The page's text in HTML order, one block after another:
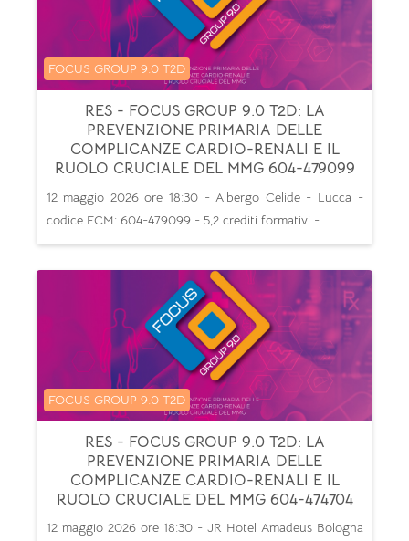
RES - FOCUS GROUP 9.0 T2D: LA
PREVENZIONE PRIMARIA DELLE
COMPLICANZE CARDIO-RENALI E IL
RUOLO CRUCIALE DEL MMG 604-479099
Categoria di corsi
FOCUS GROUP 9.0 T2D
12 maggio 2026 ore 18:30 - Albergo Celide - Lucca -
codice ECM: 604-479099 - 5,2 crediti formativi -
RES - FOCUS GROUP 9.0 T2D: LA
PREVENZIONE PRIMARIA DELLE
COMPLICANZE CARDIO-RENALI E IL
RUOLO CRUCIALE DEL MMG 604-474704
Categoria di corsi
FOCUS GROUP 9.0 T2D
12 maggio 2026 ore 18:30 - JR Hotel Amadeus Bologna